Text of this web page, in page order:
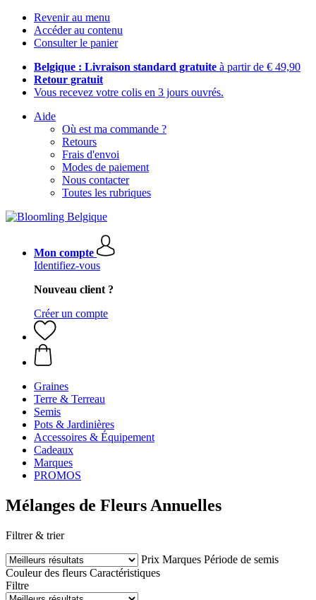
Revenir au menu
Accéder au contenu
Consulter le panier
Belgique : Livraison standard gratuite à partir de € 49,90
Retour gratuit
Vous recevez votre colis en 3 jours ouvrés.
Aide
Où est ma commande ?
Retours
Frais d'envoi
Modes de paiement
Nous contacter
Toutes les rubriques
Mon compte
Identifiez-vous
Nouveau client ?
Créer un compte
Graines
Terre & Terreau
Semis
Pots & Jardinières
Accessoires & Équipement
Cadeaux
Marques
PROMOS
Mélanges de Fleurs Annuelles
Filtrer & trier
Prix Marques Période de semis
Couleur des fleurs Caractéristiques
Filtre